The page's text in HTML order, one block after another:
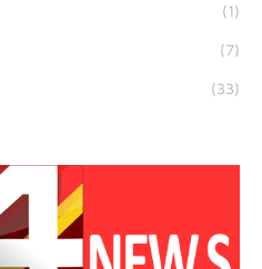
(1)
(7)
(33)